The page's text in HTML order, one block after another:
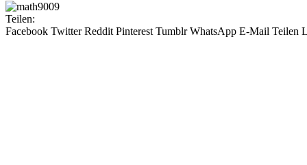
Teilen:
Facebook Twitter Reddit Pinterest Tumblr WhatsApp E-Mail Teilen